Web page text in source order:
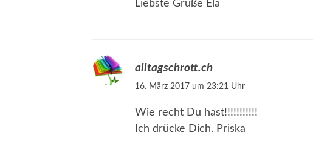
Liebste Grüße Ela
alltagschrott.ch
16. März 2017 um 23:21 Uhr
Wie recht Du hast!!!!!!!!!!!
Ich drücke Dich. Priska